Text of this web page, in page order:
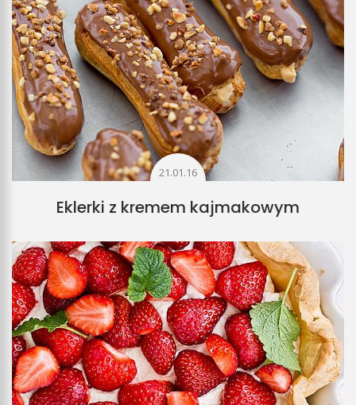
21.01.16
Eklerki z kremem kajmakowym